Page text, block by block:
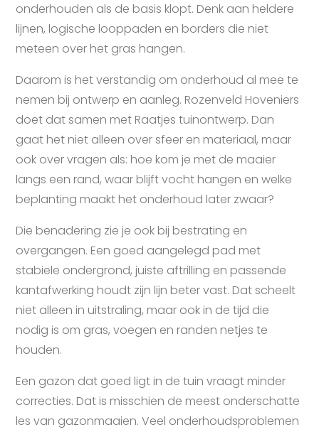
onderhouden als de basis klopt. Denk aan heldere
lijnen, logische looppaden en borders die niet
meteen over het gras hangen.
Daarom is het verstandig om onderhoud al mee te
nemen bij ontwerp en aanleg. Rozenveld Hoveniers
doet dat samen met Raatjes tuinontwerp. Dan
gaat het niet alleen over sfeer en materiaal, maar
ook over vragen als: hoe kom je met de maaier
langs een rand, waar blijft vocht hangen en welke
beplanting maakt het onderhoud later zwaar?
Die benadering zie je ook bij bestrating en
overgangen. Een goed aangelegd pad met
stabiele ondergrond, juiste aftrilling en passende
kantafwerking houdt zijn lijn beter vast. Dat scheelt
niet alleen in uitstraling, maar ook in de tijd die
nodig is om gras, voegen en randen netjes te
houden.
Een gazon dat goed ligt in de tuin vraagt minder
correcties. Dat is misschien de meest onderschatte
les van gazonmaaien. Veel onderhoudsproblemen